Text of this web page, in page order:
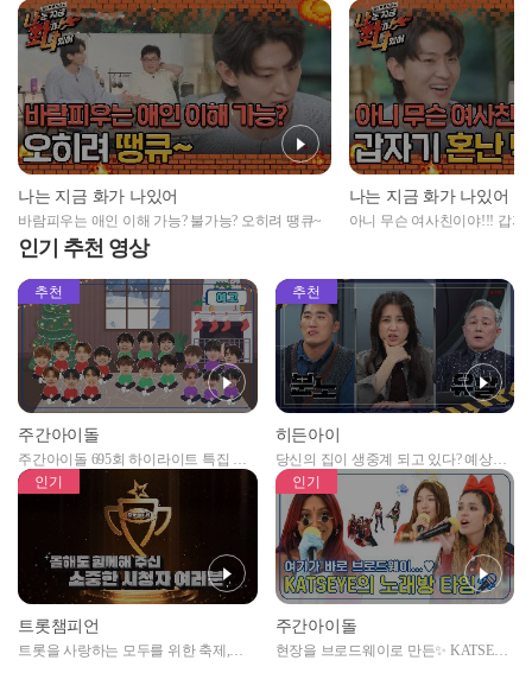
나는 지금 화가 나있어
바람피우는 애인 이해 가능? 불가능? 오히려 땡큐~
나는 지금 화가 나있어
아니 무슨 여사친이야!!! 갑자
인기 추천 영상
추천
주간아이돌
주간아이돌 695회 하이라이트 특집 남
자아이돌편 예고
추천
히든아이
당신의 집이 생중계 되고 있다? 예상치
못한 곳에서 일어나는 불법촬영 범죄!
인기
트롯챔피언
트롯을 사랑하는 모두를 위한 축제,
인기
주간아이돌
현장을 브로드웨이로 만든✨ KATSEYE